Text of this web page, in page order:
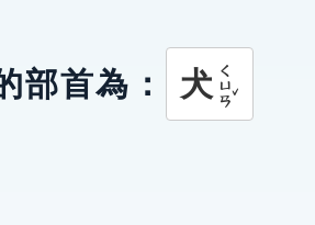
部首為： 犬 ㄑㄩㄢˇ